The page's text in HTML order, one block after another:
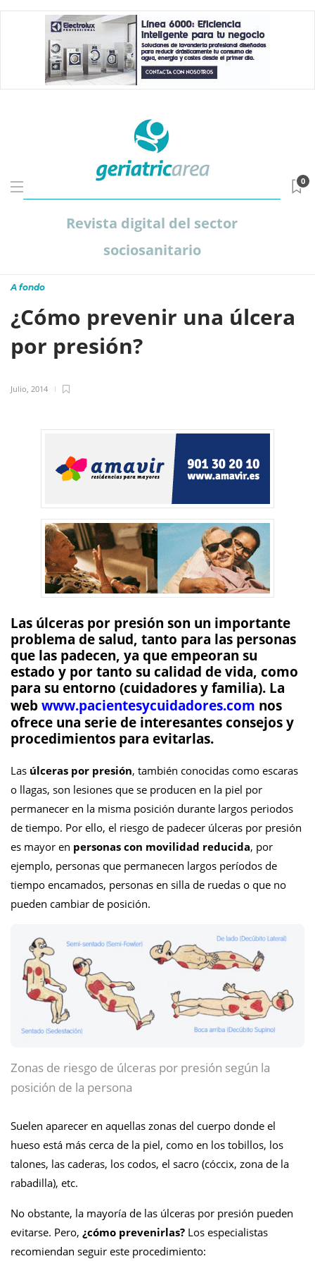
Revista digital del sector
sociosanitario
0
A fondo
¿Cómo prevenir una úlcera
por presión?
Julio, 2014
Las úlceras por presión son un importante
problema de salud, tanto para las personas
que las padecen, ya que empeoran su
estado y por tanto su calidad de vida, como
para su entorno (cuidadores y familia). La
webwww.pacientesycuidadores.com nos
ofrece una serie de interesantes consejos y
procedimientos para evitarlas.
Las úlceras por presión, también conocidas como escaras
o llagas, son lesiones que se producen en la piel por
permanecer en la misma posición durante largos periodos
de tiempo. Por ello, el riesgo de padecer úlceras por presión
es mayor en personas con movilidad reducida, por
ejemplo, personas que permanecen largos períodos de
tiempo encamados, personas en silla de ruedas o que no
pueden cambiar de posición.
Zonas de riesgo de úlceras por presión según la
posición de la persona
Suelen aparecer en aquellas zonas del cuerpo donde el
hueso está más cerca de la piel, como en los tobillos, los
talones, las caderas, los codos, el sacro (cóccix, zona de la
rabadilla), etc.
No obstante, la mayoría de las úlceras por presión pueden
evitarse. Pero, ¿cómo prevenirlas? Los especialistas
recomiendan seguir este procedimiento: